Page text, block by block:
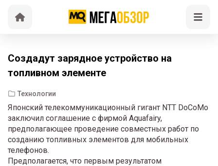
Создадут зарядное устройство на
топливном элементе
Технологии
Японский телекоммуникационный гигант NTT DoCoMo
заключил соглашение с фирмой Aquafairy,
предполагающее проведение совместных работ по
созданию топливных элементов для мобильных
телефонов.
Предполагается, что первым результатом